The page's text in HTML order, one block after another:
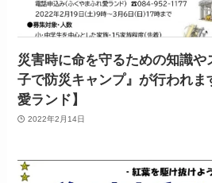
災害時に命を守るための知識
子で防災キャンプ』が行われま
愛ランド】
2022年2月14日